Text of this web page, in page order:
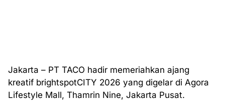
Jakarta – PT TACO hadir memeriahkan ajang
kreatif brightspotCITY 2026 yang digelar di Agora
Lifestyle Mall, Thamrin Nine, Jakarta Pusat.